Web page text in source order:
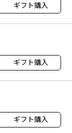
ギフト購入
ギフト購入
ギフト購入